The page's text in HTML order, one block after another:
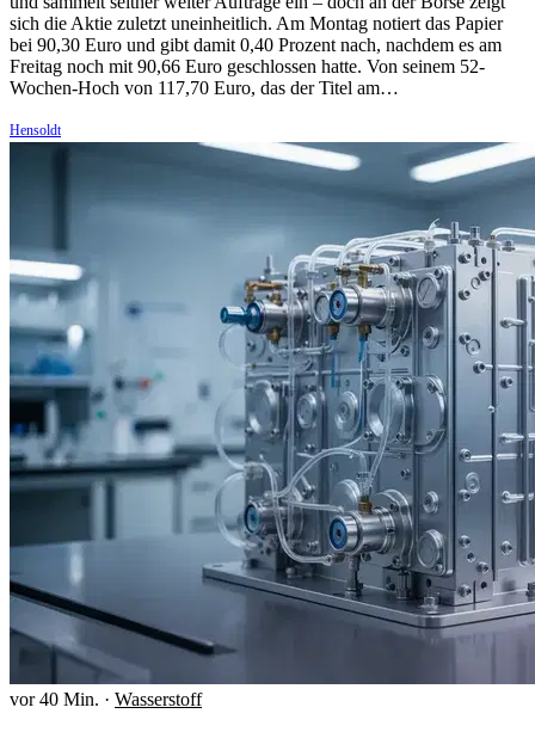
sich die Aktie zuletzt uneinheitlich. Am Montag notiert das Papier
bei 90,30 Euro und gibt damit 0,40 Prozent nach, nachdem es am
Freitag noch mit 90,66 Euro geschlossen hatte. Von seinem 52-
Wochen-Hoch von 117,70 Euro, das der Titel am…
Hensoldt
vor 40 Min. · Wasserstoff